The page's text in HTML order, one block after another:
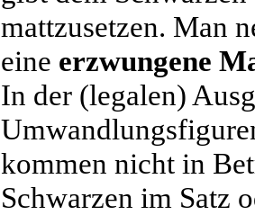
mattzusetzen. Man
eine erzwungene
In der (legalen)
kommen nicht in
Schwarzen im Satz